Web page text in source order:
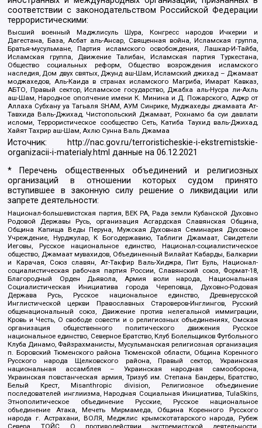
соответствии с законодательством Российской Федерации
террористическими:
Высший военный Маджлисуль Шура, Конгресс народов Ичкерии и
Дагестана, База, Асбат аль-Ансар, Священная война, Исламская группа,
Братья-мусульмане, Партия исламского освобождения, Лашкар-И-Тайба,
Исламская группа, Движение Талибан, Исламская партия Туркестана,
Общество социальных реформ, Общество возрождения исламского
наследия, Дом двух святых, Джунд аш-Шам, Исламский джихад – Джамаат
моджахедов, Аль-Каида в странах исламского Магриба, Имарат Кавказ,
АБТО, Правый сектор, Исламское государство, Джабха аль-Нусра ли-Ахль
аш-Шам, Народное ополчение имени К. Минина и Д. Пожарского, Аджр от
Аллаха Субхану уа Тагьаля SHAM, АУМ Синрике, Муджахеды джамаата Ат-
Тавхида Валь-Джихад, Чистопольский Джамаат, Рохнамо ба суи давлати
исломи, Террористическое сообщество Сеть, Катиба Таухид валь-Джихад,
Хайят Тахрир аш-Шам, Ахлю Сунна Валь Джамаа
Источник:
http://nac.gov.ru/terroristicheskie-i-ekstremistskie-
organizacii-i-materialy.html данные на06.12.2021
* Перечень общественных объединений и религиозных
организаций в отношении которых судом принято
вступившее в законную силу решение о ликвидации или
запрете деятельности:
Национал-большевистская партия, ВЕК РА, Рада земли Кубанской Духовно
Родовой Державы Русь, организация Асгардская Славянская Община,
Община Капища Веды Перуна, Мужская Духовная Семинария Духовное
Учреждение, Нурджулар, К Богодержавию, Таблиги Джамаат, Свидетели
Иеговы, Русское национальное единство, Национал-социалистическое
общество, Джамаат мувахидов, Объединенный Вилайат Кабарды, Балкарии
и Карачая, Союз славян, Ат-Такфир Валь-Хиджра, Пит Буль, Национал-
социалистическая рабочая партия России, Славянский союз, Формат-18,
Благородный Орден Дьявола, Армия воли народа, Национальная
Социалистическая Инициатива города Череповца, Духовно-Родовая
Держава Русь, Русское национальное единство, Древнерусской
Инглистической церкви Православных Староверов-Инглингов, Русский
общенациональный союз, Движение против нелегальной иммиграции,
Кровь и Честь, О свободе совести и о религиозных объединениях, Омская
организация общественного политического движения Русское
национальное единство, Северное Братство, Клуб Болельщиков Футбольного
Клуба Динамо, Файзрахманисты, Мусульманская религиозная организация
п. Боровский Тюменского района Тюменской области, Община Коренного
Русского народа Щелковского района, Правый сектор, Украинская
национальная ассамблея – Украинская народная самооборона,
Украинская повстанческая армия, Тризуб им. Степана Бандеры, Братство,
Белый Крест, Misanthropic division, Религиозное объединение
последователей инглиизма, Народная Социальная Инициатива, TulaSkins,
Этнополитическое объединение Русские, Русское национальное
объединение Атака, Мечеть Мирмамеда, Община Коренного Русского
народа г. Астрахани, ВОЛЯ, Меджлис крымскотатарского народа, Рубеж
Севера, ТОЙС, О противодействии экстремистской деятельности,